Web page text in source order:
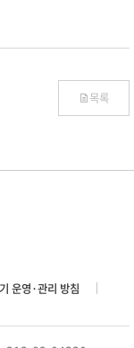
목록
운영·관리 방침